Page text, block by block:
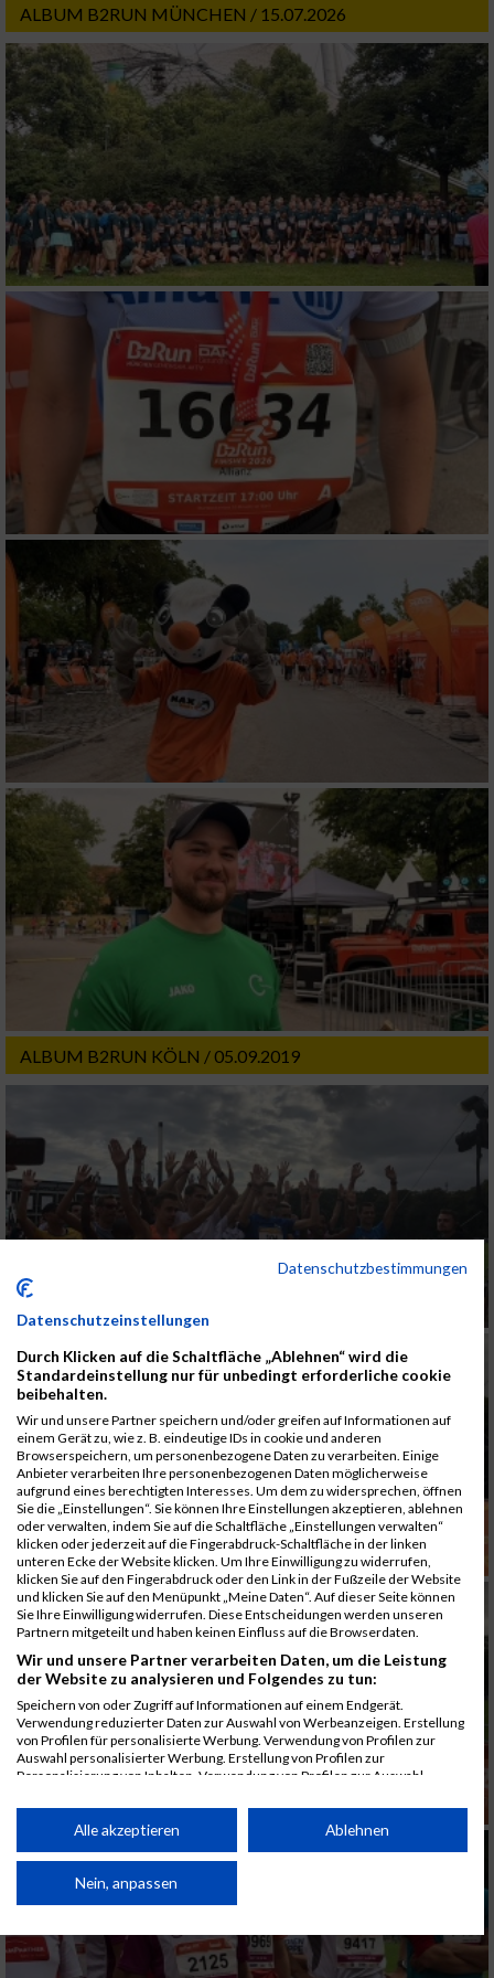
ALBUM B2RUN MÜNCHEN / 15.07.2026
ALBUM B2RUN KÖLN / 05.09.2019
Datenschutzbestimmungen
Datenschutzeinstellungen
Durch Klicken auf die Schaltfläche „Ablehnen“ wird die
Standardeinstellung nur für unbedingt erforderliche cookie
beibehalten.
Wir und unsere Partner speichern und/oder greifen auf Informationen auf
einem Gerät zu, wie z. B. eindeutige IDs in cookie und anderen
Browserspeichern, um personenbezogene Daten zu verarbeiten. Einige
Anbieter verarbeiten Ihre personenbezogenen Daten möglicherweise
aufgrund eines berechtigten Interesses. Um dem zu widersprechen, öffnen
Sie die „Einstellungen“. Sie können Ihre Einstellungen akzeptieren, ablehnen
oder verwalten, indem Sie auf die Schaltfläche „Einstellungen verwalten“
klicken oder jederzeit auf die Fingerabdruck-Schaltfläche in der linken
unteren Ecke der Website klicken. Um Ihre Einwilligung zu widerrufen,
klicken Sie auf den Fingerabdruck oder den Link in der Fußzeile der Website
und klicken Sie auf den Menüpunkt „Meine Daten“. Auf dieser Seite können
Sie Ihre Einwilligung widerrufen. Diese Entscheidungen werden unseren
Partnern mitgeteilt und haben keinen Einfluss auf die Browserdaten.
Wir und unsere Partner verarbeiten Daten, um die Leistung
der Website zu analysieren und Folgendes zu tun:
Speichern von oder Zugriff auf Informationen auf einem Endgerät.
Verwendung reduzierter Daten zur Auswahl von Werbeanzeigen. Erstellung
von Profilen für personalisierte Werbung. Verwendung von Profilen zur
Auswahl personalisierter Werbung. Erstellung von Profilen zur
Personalisierung von Inhalten. Verwendung von Profilen zur Auswahl
Performance von Inhalten. Analyse von Zielgruppen durch Statistiken oder
Kombinationen von Daten aus verschiedenen Quellen. Entwicklung und
von Inhalten.
Daten können außerhalb der Europäischen Union weitergegeben und in die
Website/App.
Alle akzeptieren Ablehnen
Nein, anpassen